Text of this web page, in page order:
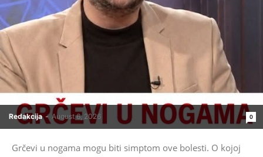
Redakcija - August 6, 2026 0
Grčevi u nogama mogu biti simptom ove bolesti. O kojoj